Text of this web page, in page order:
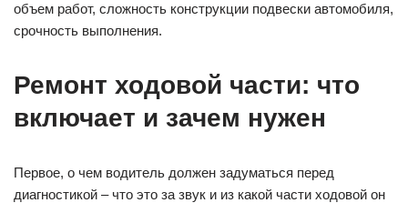
объем работ, сложность конструкции подвески автомобиля,
срочность выполнения.
Ремонт ходовой части: что
включает и зачем нужен
Первое, о чем водитель должен задуматься перед
диагностикой – что это за звук и из какой части ходовой он